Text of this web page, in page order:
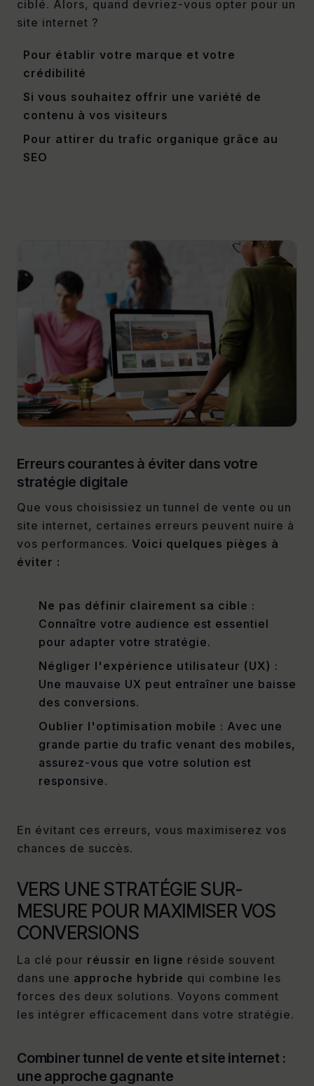
ciblé. Alors, quand devriez-vous opter pour un
site internet ?
Pour établir votre marque et votre
crédibilité
Si vous souhaitez offrir une variété de
contenu à vos visiteurs
Pour attirer du trafic organique grâce au
SEO
Erreurs courantes à éviter dans votre
stratégie digitale
Que vous choisissiez un tunnel de vente ou un
site internet, certaines erreurs peuvent nuire à
vos performances. Voici quelques pièges à
éviter :
Ne pas définir clairement sa cible :
Connaître votre audience est essentiel
pour adapter votre stratégie.
Négliger l'expérience utilisateur (UX) :
Une mauvaise UX peut entraîner une baisse
des conversions.
Oublier l'optimisation mobile : Avec une
grande partie du trafic venant des mobiles,
assurez-vous que votre solution est
responsive.
En évitant ces erreurs, vous maximiserez vos
chances de succès.
VERS UNE STRATÉGIE SUR-
MESURE POUR MAXIMISER VOS
CONVERSIONS
La clé pour réussir en ligne réside souvent
dans une approche hybride qui combine les
forces des deux solutions. Voyons comment
les intégrer efficacement dans votre stratégie.
Combiner tunnel de vente et site internet :
une approche gagnante